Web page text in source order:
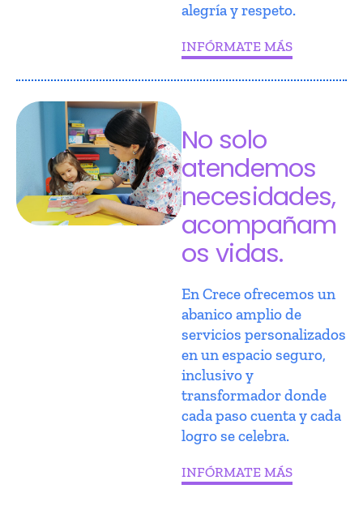
alegría y respeto.
INFÓRMATE MÁS
No solo
atendemos
necesidades,
acompañam
os vidas.
En Crece ofrecemos un
abanico amplio de
servicios personalizados
en un espacio seguro,
inclusivo y
transformador donde
cada paso cuenta y cada
logro se celebra.
INFÓRMATE MÁS